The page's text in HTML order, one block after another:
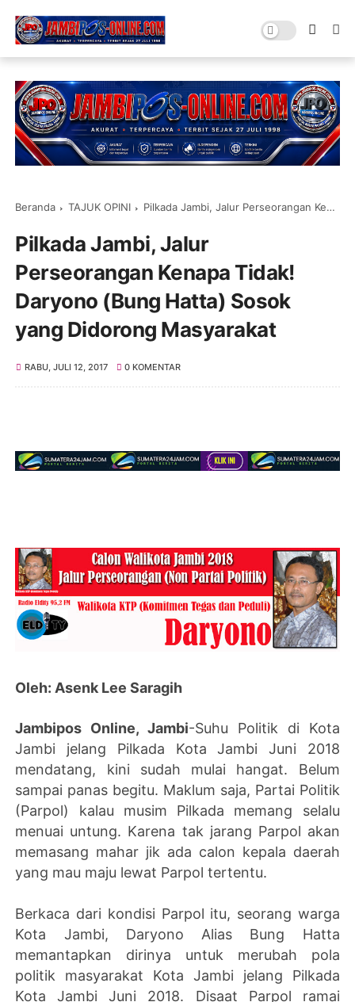
Beranda TAJUK OPINI Pilkada Jambi, Jalur Perseorangan Kenapa Tidak! Daryono (Bung Hatta) Sosok yang Didorong Masyarakat
Pilkada Jambi, Jalur
Perseorangan Kenapa Tidak!
Daryono (Bung Hatta) Sosok
yang Didorong Masyarakat
RABU, JULI 12, 2017 0 KOMENTAR
Oleh: Asenk Lee Saragih
Jambipos Online, Jambi-Suhu Politik di Kota
Jambi jelang Pilkada Kota Jambi Juni 2018
mendatang, kini sudah mulai hangat. Belum
sampai panas begitu. Maklum saja, Partai Politik
(Parpol) kalau musim Pilkada memang selalu
menuai untung. Karena tak jarang Parpol akan
memasang mahar jik ada calon kepala daerah
yang mau maju lewat Parpol tertentu.
Berkaca dari kondisi Parpol itu, seorang warga
Kota Jambi, Daryono Alias Bung Hatta
memantapkan dirinya untuk merubah pola
politik masyarakat Kota Jambi jelang Pilkada
Kota Jambi Juni 2018. Disaat Parpol ramai